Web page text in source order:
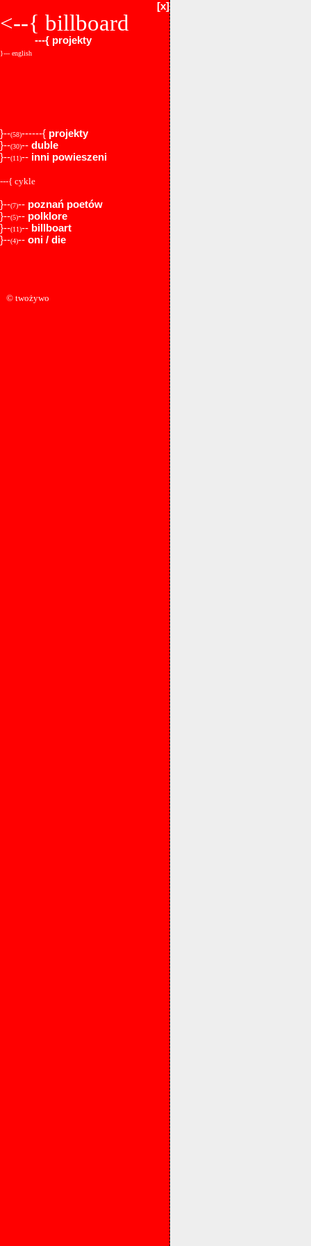
[x]
<--{ billboard
---{ projekty
}--- english
}--(58)------{ projekty
}--(30)-- duble
}--(11)-- inni powieszeni
---{ cykle
}--(7)-- poznań poetów
}--(5)-- polklore
}--(11)-- billboart
}--(4)-- oni / die
© twożywo